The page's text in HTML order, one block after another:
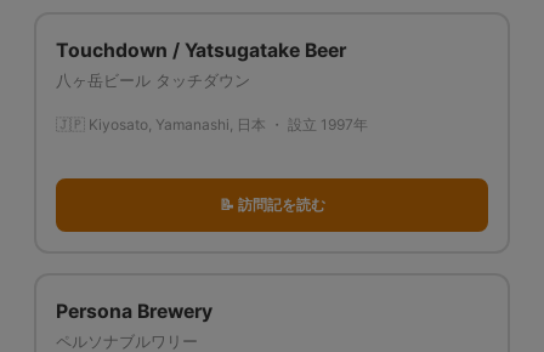
Touchdown / Yatsugatake Beer
八ヶ岳ビール タッチダウン
🇯🇵 Kiyosato, Yamanashi, 日本 ・ 設立 1997年
📝 訪問記を読む
Persona Brewery
ペルソナブルワリー